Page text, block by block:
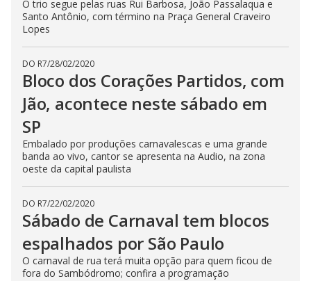
O trio segue pelas ruas Rui Barbosa, João Passalaqua e
Santo Antônio, com término na Praça General Craveiro
Lopes
DO R7/28/02/2020
Bloco dos Corações Partidos, com
Jão, acontece neste sábado em
SP
Embalado por produções carnavalescas e uma grande
banda ao vivo, cantor se apresenta na Audio, na zona
oeste da capital paulista
DO R7/22/02/2020
Sábado de Carnaval tem blocos
espalhados por São Paulo
O carnaval de rua terá muita opção para quem ficou de
fora do Sambódromo; confira a programação